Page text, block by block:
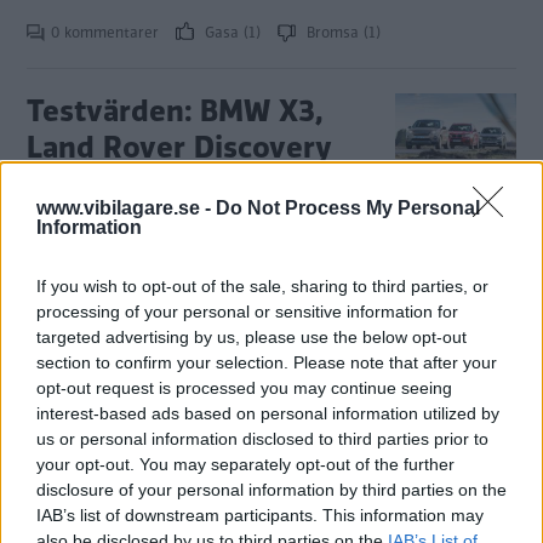
www.vibilagare.se - Do Not Process My Personal
Information
If you wish to opt-out of the sale, sharing to third parties, or
processing of your personal or sensitive information for
targeted advertising by us, please use the below opt-out
section to confirm your selection. Please note that after your
opt-out request is processed you may continue seeing
interest-based ads based on personal information utilized by
us or personal information disclosed to third parties prior to
your opt-out. You may separately opt-out of the further
disclosure of your personal information by third parties on the
IAB’s list of downstream participants. This information may
0 kommentarer Gasa (1) Bromsa (1)
Testvärden: BMW X3,
Land Rover Discovery
(2016)
lika mycket. Här kan du läsa mer om bland annat
bränsleförbrukning, bilekonomi, kupébuller, barnsäkerhet,
prestanda, kupé- och lastmått, krocksäkerhet och utrustning
för BMW X3, Land Rover Discovery och Mercedes-Benz GLC.
0 kommentarer Gasa (4) Bromsa (2)